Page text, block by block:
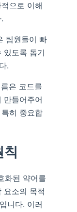
으로 이해
팀원들이 빠
있도록 돕기
.
은 코드를
만들어주어
히 중요합
칙
화된 약어를
요소의 목적
니다. 이러